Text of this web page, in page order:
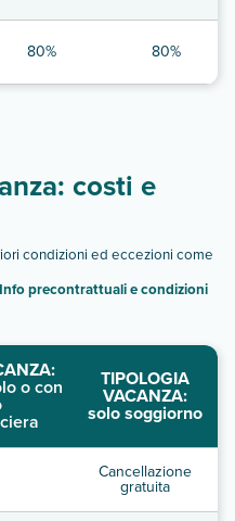
80% 80%
costi e
condizioni ed eccezioni come
Info precontrattuali e condizioni
o con TIPOLOGIA
VACANZA:
solo soggiorno
Cancellazione
gratuita